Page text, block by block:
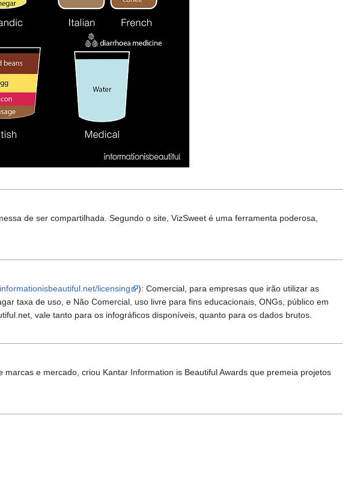
de ser compartilhada. Segundo o site, VizSweet é uma ferramenta poderosa,
licensing
): Comercial, para empresas que irão utilizar as
taxa de uso, e Não Comercial, uso livre para fins educacionais, ONGs, público em
vale tanto para os infográficos disponíveis, quanto para os dados brutos.
e mercado, criou Kantar Information is Beautiful Awards que premeia projetos